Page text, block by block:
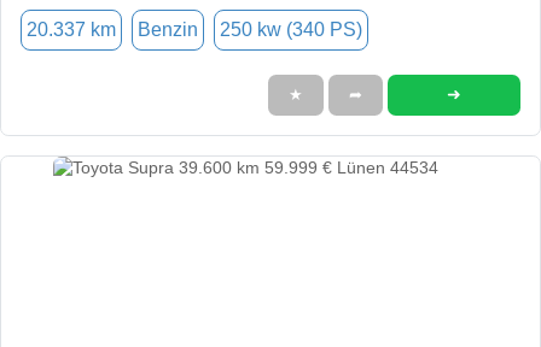
20.337 km Benzin 250 kw (340 PS)
★ ➦ ➜